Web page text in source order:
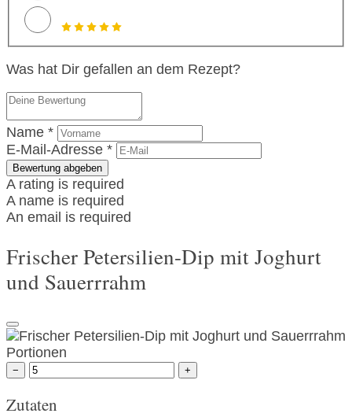
Was hat Dir gefallen an dem Rezept?
Name *
E-Mail-Adresse *
Bewertung abgeben
A rating is required
A name is required
An email is required
Frischer Petersilien-Dip mit Joghurt
und Sauerrrahm
Portionen
− +
Zutaten